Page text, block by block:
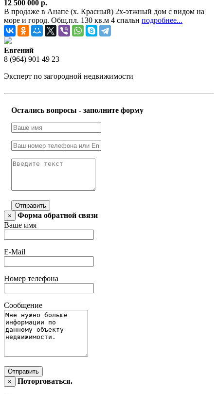
12 500 000 р.
В продаже в Анапе (х. Красный) 2х-этжный дом с видом на
море и город. Общ.пл. 130 кв.м 4 спальн подробнее...
Евгений
8 (964) 901 49 23
Эксперт по загородной недвижимости
Остались вопросы - заполните форму
Отправить
×
Форма обратной связи
Ваше имя
E-Mail
Номер телефона
Сообщение
Отправить
×
Поторговаться.